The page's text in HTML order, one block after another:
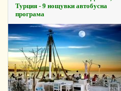
Турция - 9 нощувки автобусна
програма